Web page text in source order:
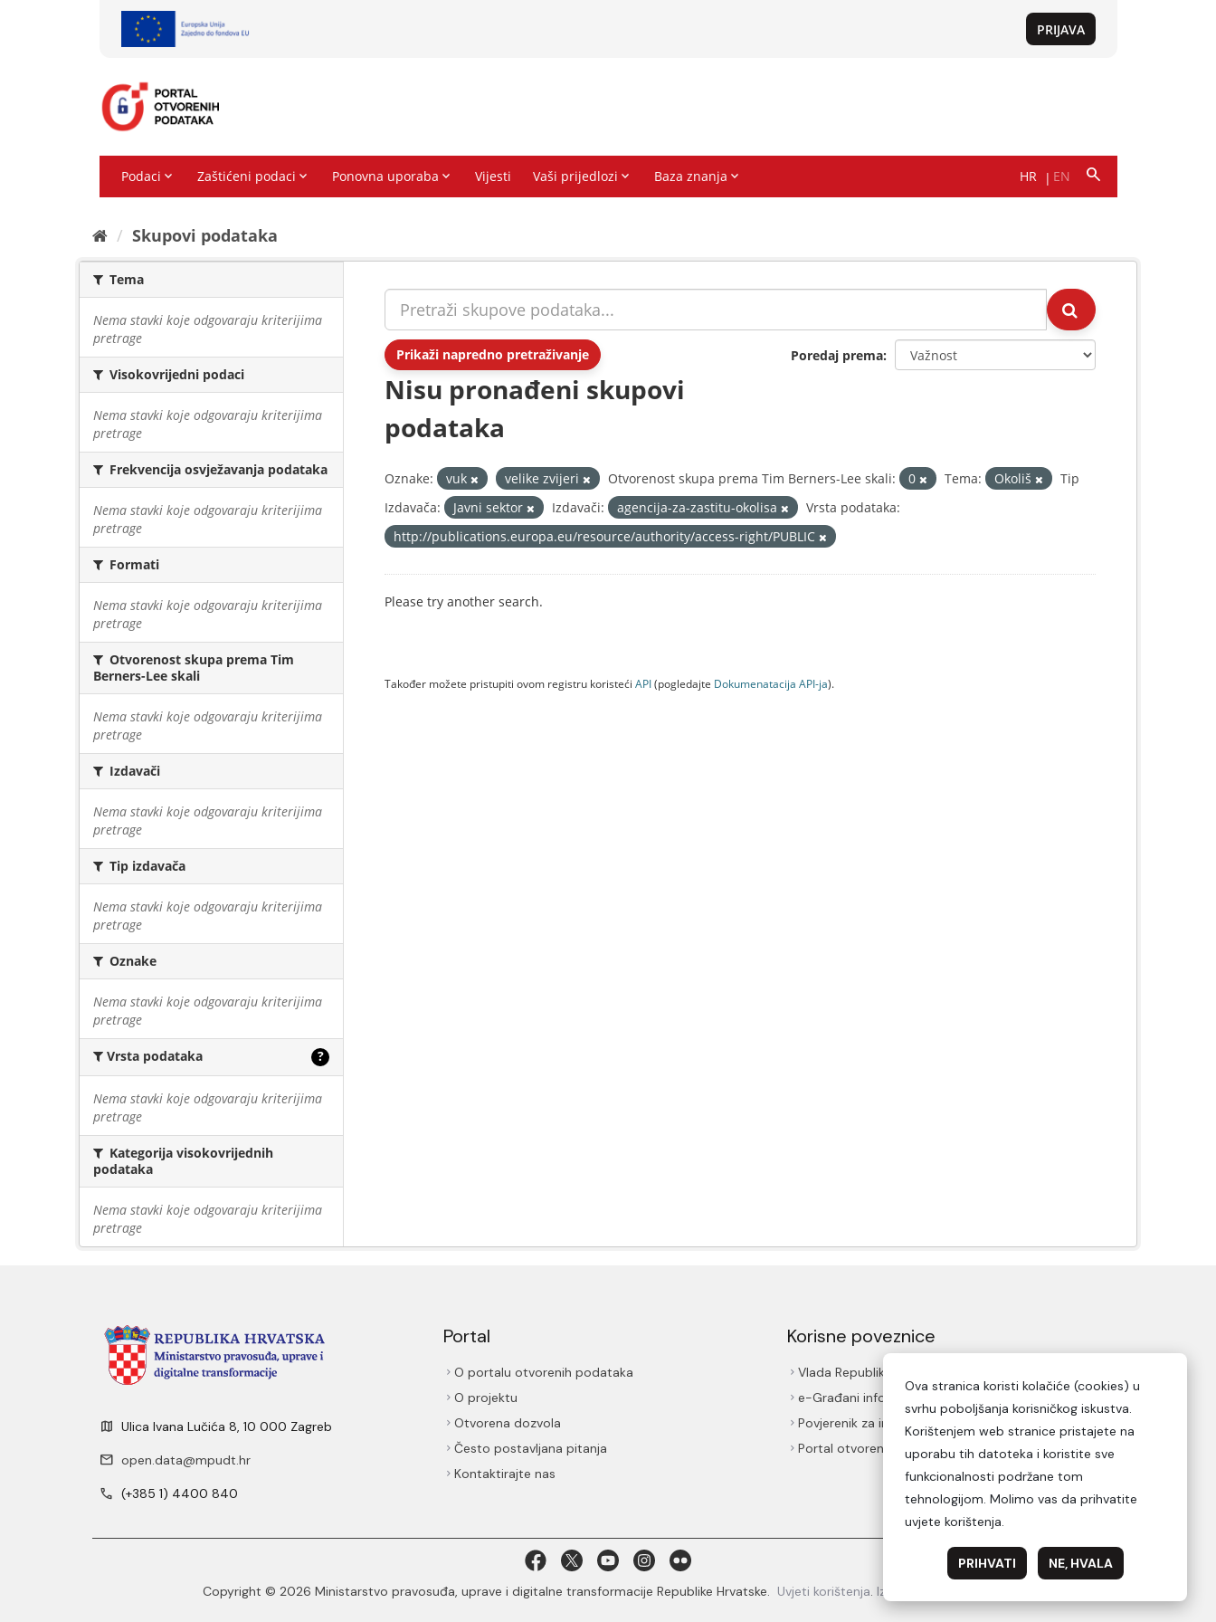
Skupovi podаtаkа
Tema
Nema stavki koje odgovaraju kriterijima
pretrage
Visokovrijedni podaci
Nema stavki koje odgovaraju kriterijima
pretrage
Frekvencija osvježavanja podataka
Nema stavki koje odgovaraju kriterijima
pretrage
Formati
Nema stavki koje odgovaraju kriterijima
pretrage
Otvorenost skupa prema Tim
Berners-Lee skali
Nema stavki koje odgovaraju kriterijima
pretrage
Izdavači
Nema stavki koje odgovaraju kriterijima
pretrage
Tip izdavača
Nema stavki koje odgovaraju kriterijima
pretrage
Oznake
Nema stavki koje odgovaraju kriterijima
pretrage
Vrsta podataka ?
Nema stavki koje odgovaraju kriterijima
pretrage
Kategorija visokovrijednih
podataka
Nema stavki koje odgovaraju kriterijima
pretrage
Prikaži napredno pretraživanje Poredaj prema
Nisu pronađeni skupovi
podataka
Oznake: vuk velike zvijeri Otvorenost skupa prema Tim Berners-Lee skali: 0 Tema: Okoliš
Tip
Izdavača:
Javni sektor Izdavači: agencija-za-zastitu-okolisa
Vrsta podataka:
http://publications.europa.eu/resource/authority/access-right/PUBLIC
Please try another search.
Također možete pristupiti ovom registru koristeći API(pogledajte Dokumenаtаcijа API-jа).